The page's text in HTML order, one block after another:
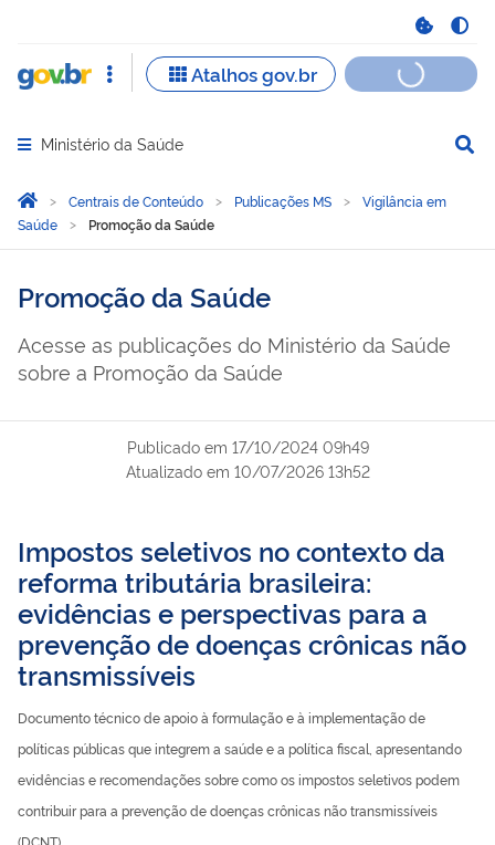
Abrir menu principal de navegação
Ministério da Saúde
Você está aqui:
Página Inicial
Centrais de Conteúdo Publicações MS
Vigilância em
Saúde
Promoção da Saúde
Promoção da Saúde
Acesse as publicações do Ministério da Saúde
sobre a Promoção da Saúde
Publicado em 17/10/2024 09h49
Atualizado em 10/07/2026 13h52
Impostos seletivos no contexto da
reforma tributária brasileira:
evidências e perspectivas para a
prevenção de doenças crônicas não
transmissíveis
Documento técnico de apoio à formulação e à implementação de
políticas públicas que integrem a saúde e a política fiscal, apresentando
evidências e recomendações sobre como os impostos seletivos podem
contribuir para a prevenção de doenças crônicas não transmissíveis